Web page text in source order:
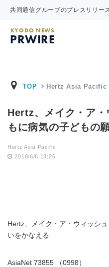
共同通信グループのプレスリリー
KYODO NEWS
PRWIRE
TOP Hertz Asia Pacific
Hertz、メイク・ア・
もに病気の子どもの
Hertz Asia Pacific
2018/6/6 13:26
Hertz、メイク・ア・ウィッシ
いをかなえる
AsiaNet 73855 （0998）